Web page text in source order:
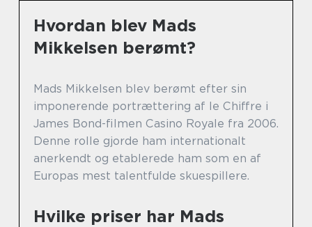
Hvordan blev Mads
Mikkelsen berømt?
Mads Mikkelsen blev berømt efter sin
imponerende portrættering af le Chiffre i
James Bond-filmen Casino Royale fra 2006.
Denne rolle gjorde ham internationalt
anerkendt og etablerede ham som en af
Europas mest talentfulde skuespillere.
Hvilke priser har Mads